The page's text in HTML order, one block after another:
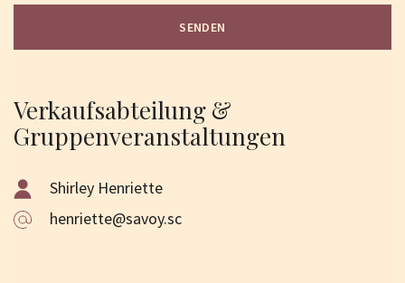
SENDEN
Verkaufsabteilung &
Gruppenveranstaltungen
Shirley Henriette
henriette@savoy.sc